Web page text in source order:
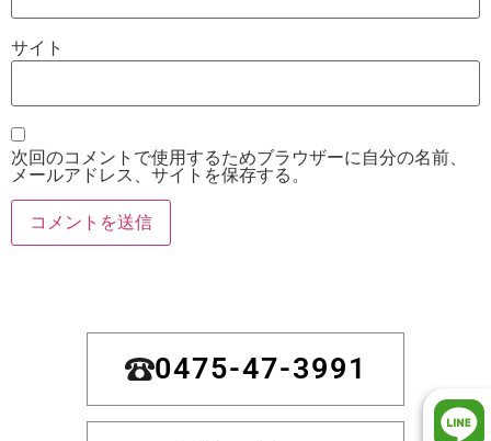
サイト
次回のコメントで使用するためブラウザーに自分の名前、
メールアドレス、サイトを保存する。
0475-47-3991